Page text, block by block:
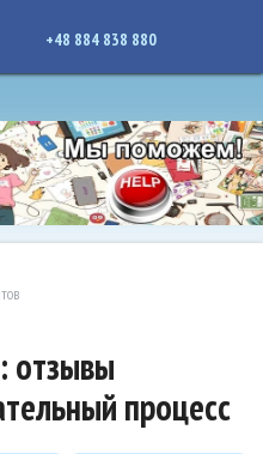
site-verification:
+48 884 838 880
отзывы
процесс